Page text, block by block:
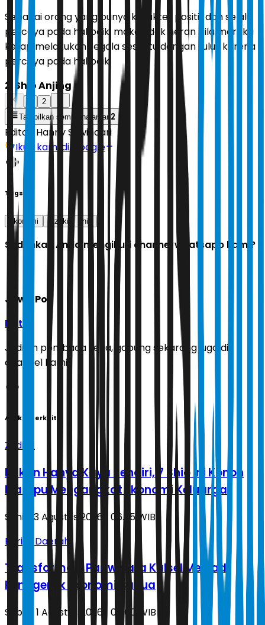
Sebagai orang yang punya karakter positif dan selalu
percaya pada hal baik, maka tidak heran bila mereka
kerap melakukan segala sesuatu dengan tulus karena
percaya pada hal baik.
2. Shio Anjing
2
Tampilkan semua halaman 2
Editor: Hanny Suwindari
Ikuti kami di Google
Tags
ekonomi rezeki shio
Sudahkah Anda mengikuti channel whatsapp kami?
Jawa Pos
Ikuti
Jadilah pembaca setia, gabung sekarang juga di
channel kami!
Artikel Terkait
Zodiak
Bukan Hanya Kaya Sendiri, 7 Shio Ini Konon
Mampu Mengangkat Ekonomi Keluarga
Senin, 3 Agustus 2026 | 06.35 WIB
Berita Daerah
Transformasi Pariwisata Kalsel Menjadi
Penggerak Ekonomi Banua
Sabtu, 1 Agustus 2026 | 00.00 WIB